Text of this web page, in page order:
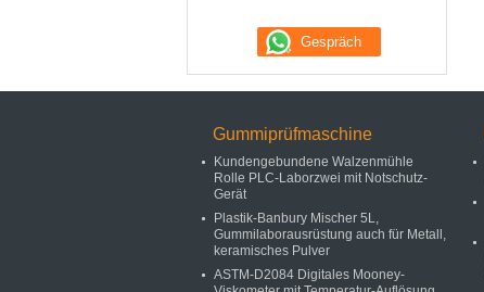
Gummiprüfmaschine
Kundengebundene Walzenmühle
Rolle PLC-Laborzwei mit Notschutz-
Gerät
Plastik-Banbury Mischer 5L,
Gummilaborausrüstung auch für Metall,
keramisches Pulver
ASTM-D2084 Digitales Mooney-